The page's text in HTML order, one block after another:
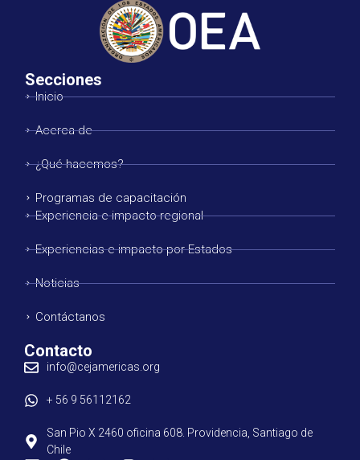
Secciones
Inicio
Acerca de
¿Qué hacemos?
Programas de capacitación
Experiencia e impacto regional
Experiencias e impacto por Estados
Noticias
Contáctanos
Contacto
info@cejamericas.org
+ 56 9 56112162
San Pio X 2460 oficina 608. Providencia, Santiago de
Chile